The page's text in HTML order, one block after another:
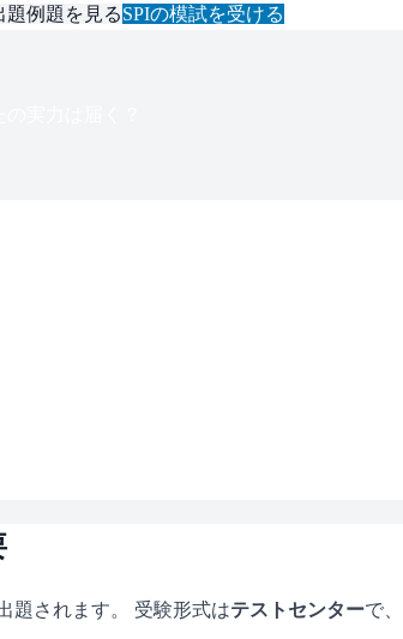
題例題を見るSPIの模試を受ける
題されます。 受験形式はテストセンターで、